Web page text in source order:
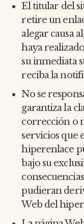
El titular del
retire un
alegar causa
haya
su inmediata
reciba la
No se
garantiza la
corrección o
servicios que
hiperenlace
bajo su
pudieran
Web del